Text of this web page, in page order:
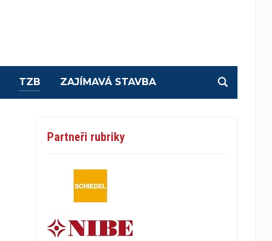
TZB ZAJÍMAVÁ STAVBA
Partneři rubriky